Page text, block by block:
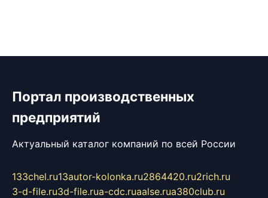
Портал производственных
предприятий
Актуальный каталог компаний по всей России
133chel.ru13autor-kolonka.ru2864420.ru2rich.ru
3-d-file.ru3d-file.rua-cdc.ruaalse.rua380club.ru